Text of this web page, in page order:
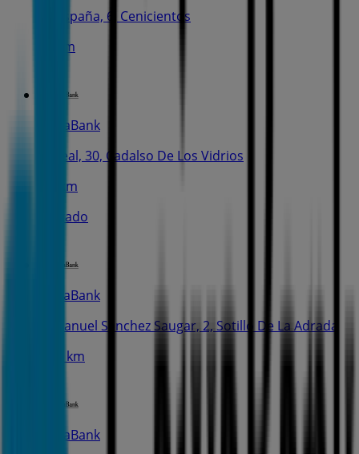
Pl. España, 6, Cenicientos
107 m
CaixaBank
C. Real, 30, Cadalso De Los Vidrios
4.6 km
Cerrado
CaixaBank
C. Manuel Sanchez Saugar, 2, Sotillo De La Adrada
10.1 km
CaixaBank